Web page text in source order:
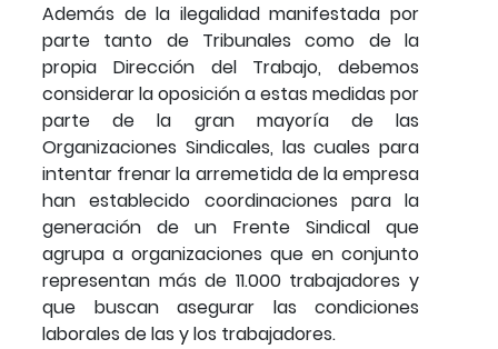
Además de la ilegalidad manifestada por
parte tanto de Tribunales como de la
propia Dirección del Trabajo, debemos
considerar la oposición a estas medidas por
parte de la gran mayoría de las
Organizaciones Sindicales, las cuales para
intentar frenar la arremetida de la empresa
han establecido coordinaciones para la
generación de un Frente Sindical que
agrupa a organizaciones que en conjunto
representan más de 11.000 trabajadores y
que buscan asegurar las condiciones
laborales de las y los trabajadores.